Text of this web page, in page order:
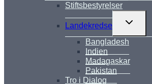
Stiftsbestyrelser
Landekredse
Skift
Bangladesh
Indien
Madagaskar
Pakistan
Tro i Dialog